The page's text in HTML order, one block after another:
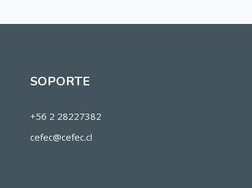
SOPORTE
+56 2 28227382
cefec@cefec.cl